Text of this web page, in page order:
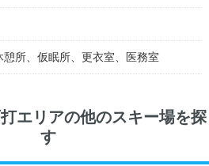
憩所、仮眠所、更衣室、医務室
エリアの他のスキー場を探
す